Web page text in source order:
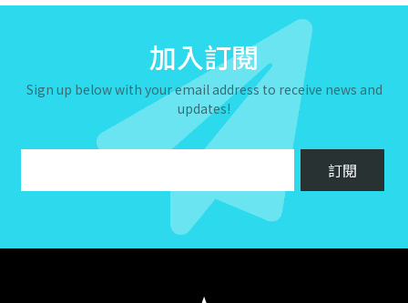
加入訂閱
Sign up below with your email address to receive news and
updates!